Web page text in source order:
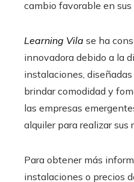
cambio favorable en
Learning Vila se ha
innovadora debido a la
instalaciones,
brindar comodidad y
las empresas
alquiler para realizar sus
Para obtener más
instalaciones o precios